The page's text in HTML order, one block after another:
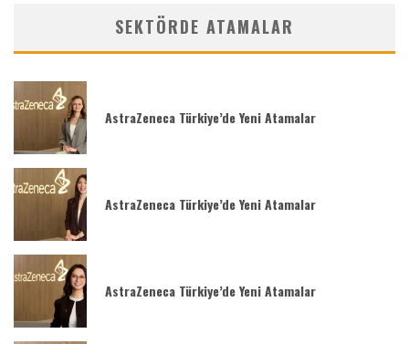
SEKTÖRDE ATAMALAR
AstraZeneca Türkiye’de Yeni Atamalar
AstraZeneca Türkiye’de Yeni Atamalar
AstraZeneca Türkiye’de Yeni Atamalar